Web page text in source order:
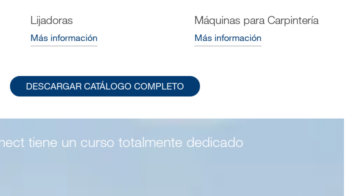
Lijadoras
Más información
Máquinas para Carpintería
Más información
DESCARGAR CATÁLOGO COMPLETO
tiene un curso totalmente dedicado